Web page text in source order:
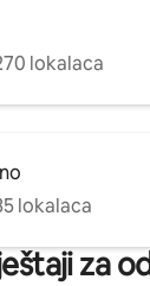
lokalaca
lokalaca
za